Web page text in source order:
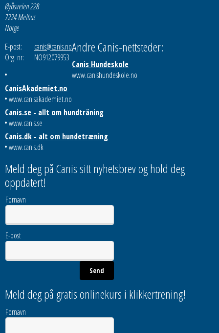
Øyåsveien 228
7224 Melhus
Norge
E-post:
canis@canis.no
Org. nr:
NO912079953
Andre Canis-nettsteder:
Canis Hundeskole
www.canishundeskole.no
CanisAkademiet.no
www.canisakademiet.no
Canis.se - allt om hundträning
www.canis.se
Canis.dk - alt om hundetræning
www.canis.dk
Meld deg på Canis sitt nyhetsbrev og hold deg
oppdatert!
Fornavn
E-post
Meld deg på gratis onlinekurs i klikkertrening!
Fornavn